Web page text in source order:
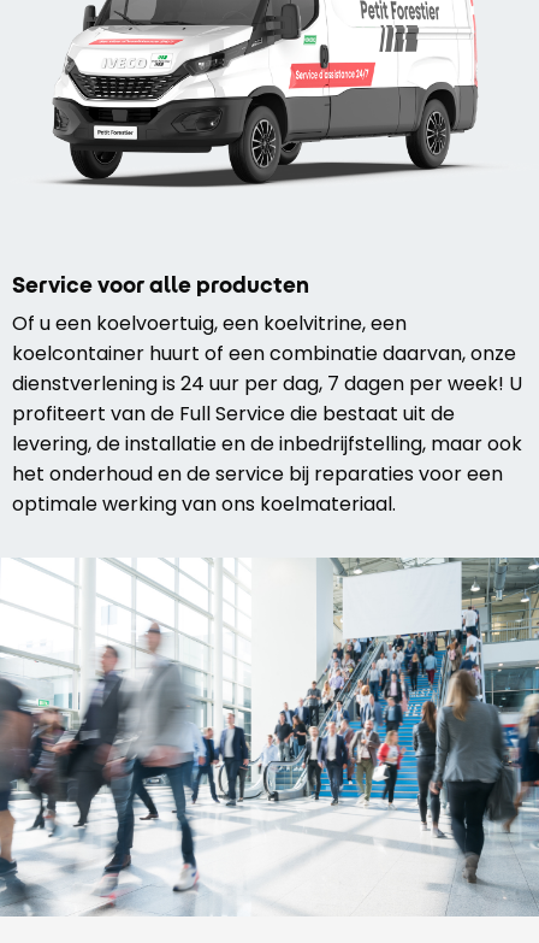
Service voor alle producten
Of u een koelvoertuig, een koelvitrine, een
koelcontainer huurt of een combinatie daarvan, onze
dienstverlening is 24 uur per dag, 7 dagen per week! U
profiteert van de Full Service die bestaat uit de
levering, de installatie en de inbedrijfstelling, maar ook
het onderhoud en de service bij reparaties voor een
optimale werking van ons koelmateriaal.